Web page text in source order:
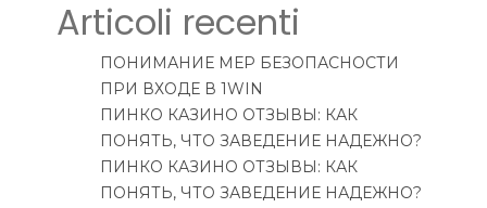
Articoli recenti
ПОНИМАНИЕ МЕР БЕЗОПАСНОСТИ
ПРИ ВХОДЕ В 1WIN
ПИНКО КАЗИНО ОТЗЫВЫ: КАК
ПОНЯТЬ, ЧТО ЗАВЕДЕНИЕ НАДЕЖНО?
ПИНКО КАЗИНО ОТЗЫВЫ: КАК
ПОНЯТЬ, ЧТО ЗАВЕДЕНИЕ НАДЕЖНО?